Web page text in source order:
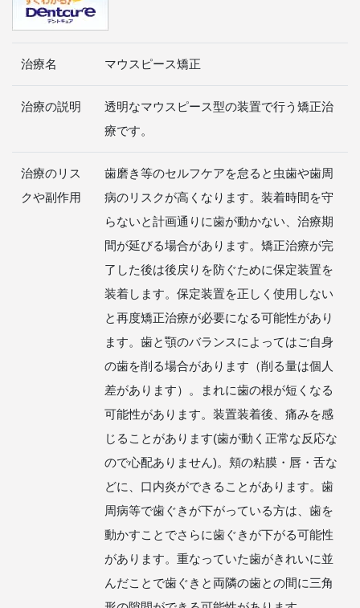
治療名 マウスピース矯正
治療の説明
透明なマウスピース型の装置で行う矯正治
療です。
治療のリス
クや副作用
歯磨き等のセルフケアを怠ると虫歯や歯周
病のリスクが高くなります。装着時間を守
らないと計画通りに歯が動かない、治療期
間が延びる場合があります。矯正治療が完
了した後は後戻りを防ぐために保定装置を
装着します。保定装置を正しく使用しない
と再度矯正治療が必要になる可能性があり
ます。歯と顎のバランスによってはご自身
の歯を削る場合があります（削る量は個人
差があります）。まれに歯の根が短くなる
可能性があります。装置装着後、痛みを感
じることがあります(歯が動く正常な反応な
ので心配ありません)。頬の粘膜・唇・舌な
どに、口内炎ができることがあります。歯
周病等で歯ぐきが下がっている方は、歯を
動かすことでさらに歯ぐきが下がる可能性
があります。重なっていた歯がきれいに並
んだことで歯ぐきと両隣の歯との間に三角